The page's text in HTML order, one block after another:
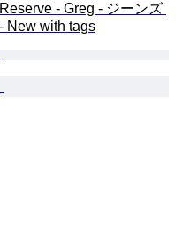
Reserve - Greg - ジーンズ
- New with tags